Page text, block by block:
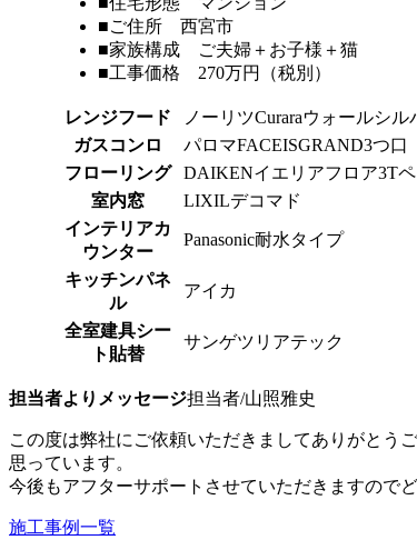
■ご住所 西宮市
■家族構成 ご夫婦＋お子様＋猫
■工事価格 270万円（税別）
レンジフード
ノーリツCuraraウォールシル
ガスコンロ
パロマFACEISGRAND3つ口
フローリング
DAIKENイエリアフロア3T
室内窓
LIXILデコマド
インテリアカ
ウンター
Panasonic耐水タイプ
キッチンパネ
ル
アイカ
全室建具シー
ト貼替
サンゲツリアテック
担当者よりメッセージ担当者/山照雅史
この度は弊社にご依頼いただきましてありがとう
思っています。
今後もアフターサポートさせていただきますので
施工事例一覧